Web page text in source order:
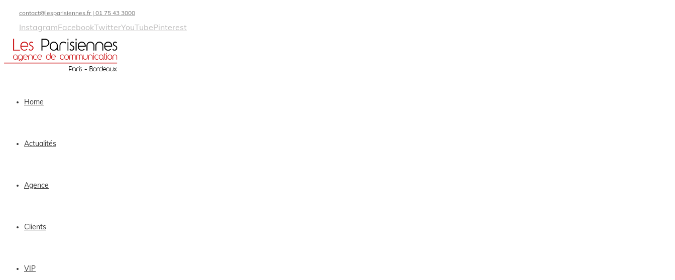
contact@lesparisiennes.fr | 01 75 43 3000
InstagramFacebookTwitterYouTubePinterest
Home
Actualités
Agence
Clients
VIP